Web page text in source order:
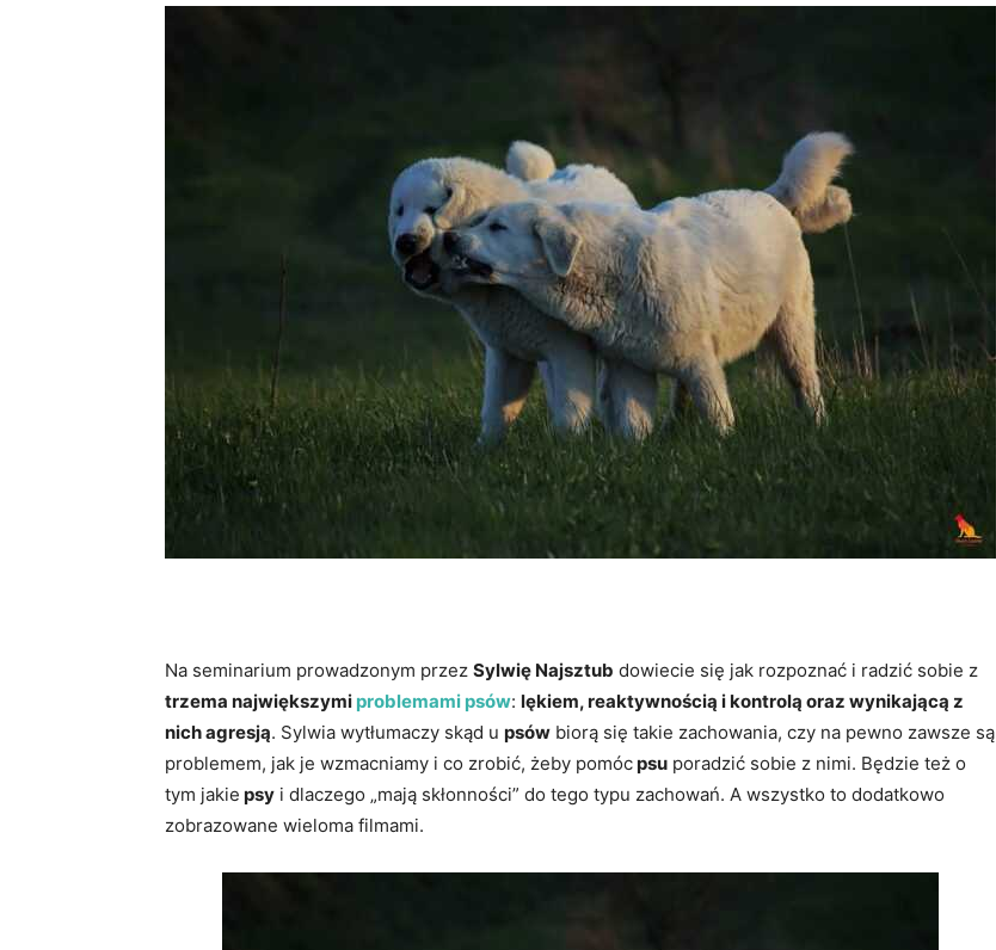
Na seminarium prowadzonym przez Sylwię Najsztub dowiecie się jak rozpoznać i radzić sobie z
trzema największymi problemami psów: lękiem, reaktywnością i kontrolą oraz wynikającą z
nich agresją. Sylwia wytłumaczy skąd u psów biorą się takie zachowania, czy na pewno zawsze są
problemem, jak je wzmacniamy i co zrobić, żeby pomócpsu poradzić sobie z nimi. Będzie też o
tym jakie psy i dlaczego „mają skłonności” do tego typu zachowań. A wszystko to dodatkowo
zobrazowane wieloma filmami.